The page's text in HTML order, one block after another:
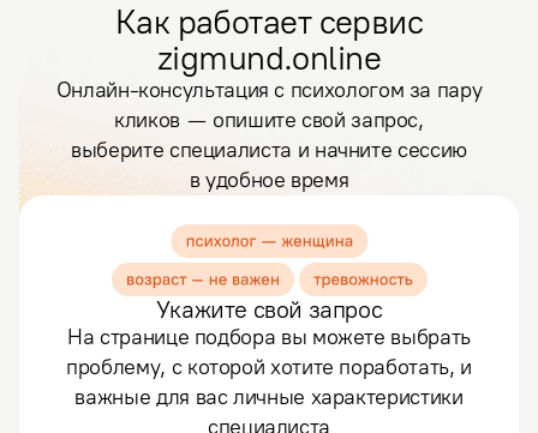
Как работает сервис
zigmund.online
Онлайн-консультация с психологом за пару
кликов — опишите свой запрос,
выберите специалиста и начните сессию
в удобное время
Укажите свой запрос
На странице подбора вы можете выбрать
проблему, с которой хотите поработать, и
важные для вас личные характеристики
специалиста